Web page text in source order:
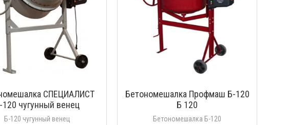
СПЕЦИАЛИСТ
120 чугунный венец
Б-120 чугунный венец
Бетономешалка Профмаш Б-120
Б 120
Бетономешалка Б-120